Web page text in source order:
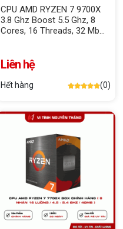
CPU AMD RYZEN 7 9700X
3.8 Ghz Boost 5.5 Ghz, 8
Cores, 16 Threads, 32 Mb
Liên hệ
Hết hàng (0)